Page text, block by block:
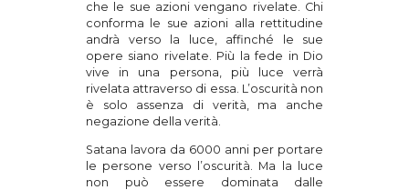
che le sue azioni vengano rivelate. Chi
conforma le sue azioni alla rettitudine
andrà verso la luce, affinché le sue
opere siano rivelate. Più la fede in Dio
vive in una persona, più luce verrà
rivelata attraverso di essa. L’oscurità non
è solo assenza di verità, ma anche
negazione della verità.
Satana lavora da 6000 anni per portare
le persone verso l’oscurità. Ma la luce
non può essere dominata dalle